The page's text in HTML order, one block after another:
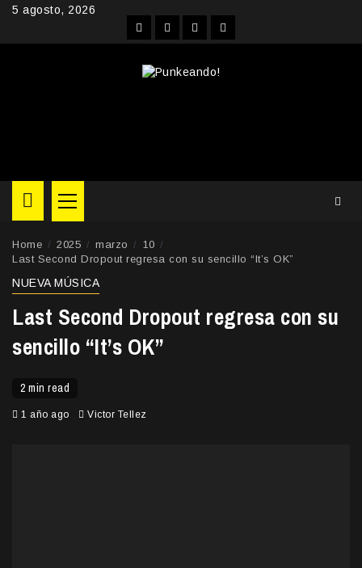
Skip5 agosto, 2026
FacebookInstagram
YouTubeTwitter
Primary
Menu
Home 2025 marzo
10
Last Second Dropout regresa con su sencillo “It’s OK”
NUEVA MÚSICA
Last Second Dropout regresa con su
sencillo “It’s OK”
2 min read
1 año ago Victor Tellez